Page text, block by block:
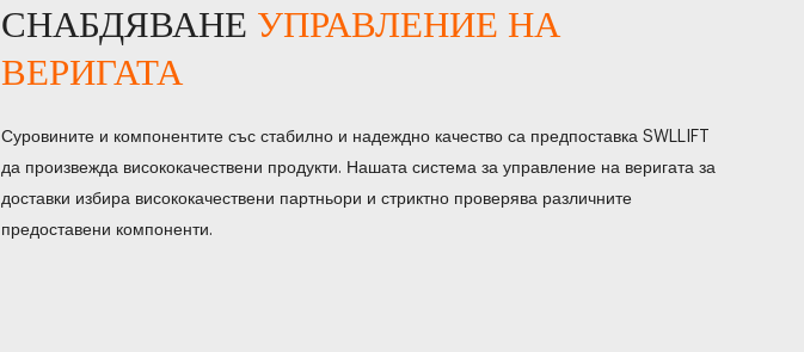
СНАБДЯВАНЕ УПРАВЛЕНИЕ НА
ВЕРИГАТА
Суровините и компонентите със стабилно и надеждно качество са предпоставка SWLLIFT
да произвежда висококачествени продукти. Нашата система за управление на веригата за
доставки избира висококачествени партньори и стриктно проверява различните
предоставени компоненти.